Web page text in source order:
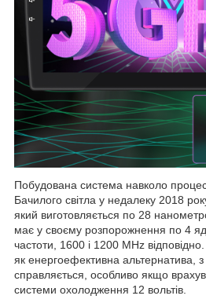
Побудована система навколо
Бачилого світла у недалеку 2018
який виготовляється по 28
має у своєму розпорожнення по 4
частоти, 1600 і 1200 MHz
як енергоефективна альтернатива,
справляється, особливо якщо
системи охолодження 12 вольтів.